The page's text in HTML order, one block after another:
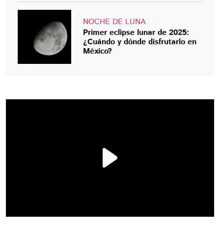
NOCHE DE LUNA
Primer eclipse lunar de 2025:
¿Cuándo y dónde disfrutarlo en
México?